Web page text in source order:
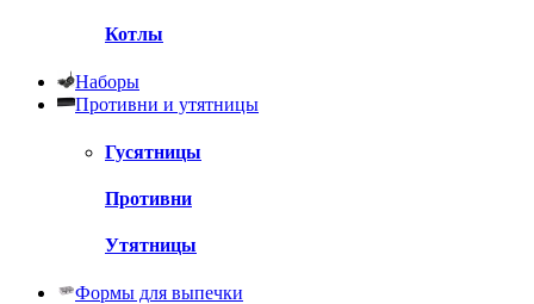
Котлы
Наборы
Противни и утятницы
Гусятницы
Противни
Утятницы
Формы для выпечки